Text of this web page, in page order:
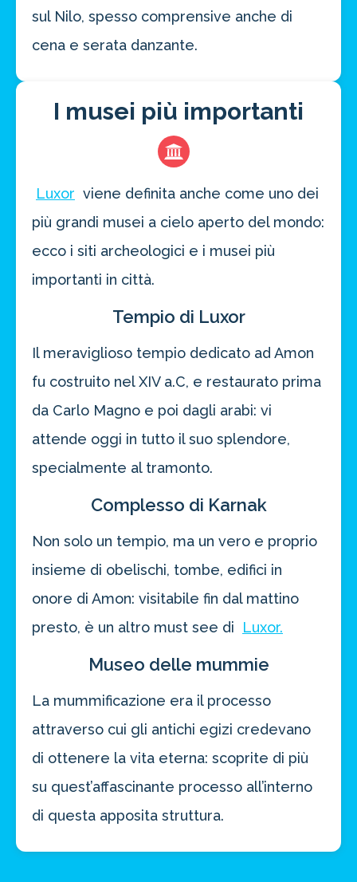
sul Nilo, spesso comprensive anche di
cena e serata danzante.
I musei più importanti
Luxor viene definita anche come uno dei
più grandi musei a cielo aperto del mondo:
ecco i siti archeologici e i musei più
importanti in città.
Tempio di Luxor
Il meraviglioso tempio dedicato ad Amon
fu costruito nel XIV a.C, e restaurato prima
da Carlo Magno e poi dagli arabi: vi
attende oggi in tutto il suo splendore,
specialmente al tramonto.
Complesso di Karnak
Non solo un tempio, ma un vero e proprio
insieme di obelischi, tombe, edifici in
onore di Amon: visitabile fin dal mattino
presto, è un altro must see di
Luxor.
Museo delle mummie
La mummificazione era il processo
attraverso cui gli antichi egizi credevano
di ottenere la vita eterna: scoprite di più
su quest’affascinante processo all’interno
di questa apposita struttura.